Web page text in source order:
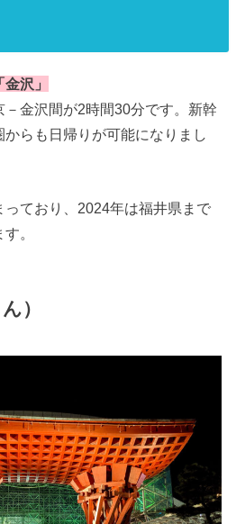
「金沢」
金沢間が2時間30分です。新幹
らも日帰りが可能になりまし
ており、2024年は福井県まで
。
）